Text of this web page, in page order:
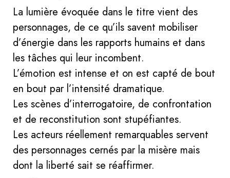
La lumière évoquée dans le titre vient des
personnages, de ce qu’ils savent mobiliser
d’énergie dans les rapports humains et dans
les tâches qui leur incombent.
L’émotion est intense et on est capté de bout
en bout par l’intensité dramatique.
Les scènes d’interrogatoire, de confrontation
et de reconstitution sont stupéfiantes.
Les acteurs réellement remarquables servent
des personnages cernés par la misère mais
dont la liberté sait se réaffirmer.